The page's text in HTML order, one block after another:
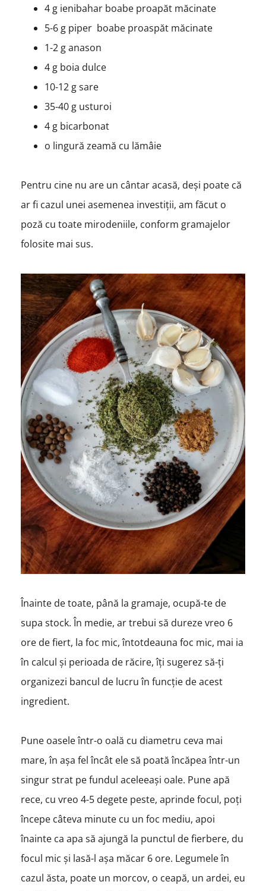
4 g ienibahar boabe proapăt măcinate
5-6 g piper boabe proaspăt măcinate
1-2 g anason
4 g boia dulce
10-12 g sare
35-40 g usturoi
4 g bicarbonat
o lingură zeamă cu lămâie
Pentru cine nu are un cântar acasă, deși poate că
ar fi cazul unei asemenea investiții, am făcut o
poză cu toate mirodeniile, conform gramajelor
folosite mai sus.
Înainte de toate, până la gramaje, ocupă-te de
supa stock. În medie, ar trebui să dureze vreo 6
ore de fiert, la foc mic, întotdeauna foc mic, mai ia
în calcul și perioada de răcire, îți sugerez să-ți
organizezi bancul de lucru în funcție de acest
ingredient.
Pune oasele într-o oală cu diametru ceva mai
mare, în așa fel încât ele să poată încăpea într-un
singur strat pe fundul aceleeași oale. Pune apă
rece, cu vreo 4-5 degete peste, aprinde focul, poți
începe câteva minute cu un foc mediu, apoi
înainte ca apa să ajungă la punctul de fierbere, du
focul mic și lasă-l așa măcar 6 ore. Legumele în
cazul ăsta, poate un morcov, o ceapă, un ardei, eu